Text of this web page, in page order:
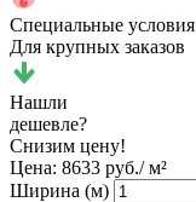
Специальные условия
Для крупных заказов
Нашли
дешевле?
Снизим цену!
Цена: 8633 руб./ м²
Ширина (м)